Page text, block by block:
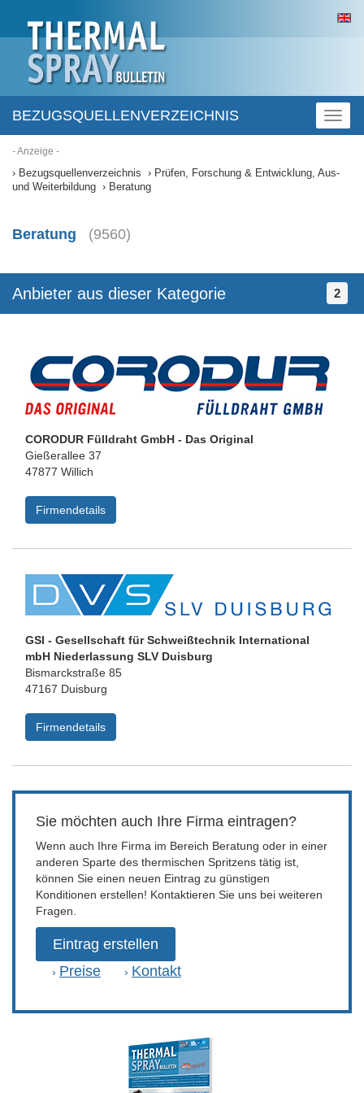
BEZUGSQUELLENVERZEICHNIS
- Anzeige -
Bezugsquellenverzeichnis
Prüfen, Forschung & Entwicklung, Aus-
und Weiterbildung
Beratung
Beratung (9560)
Anbieter aus dieser Kategorie 2
CORODUR Fülldraht GmbH - Das Original
Gießerallee 37
47877 Willich
Firmendetails
GSI - Gesellschaft für Schweißtechnik International
mbH Niederlassung SLV Duisburg
Bismarckstraße 85
47167 Duisburg
Firmendetails
Sie möchten auch Ihre Firma eintragen?
Wenn auch Ihre Firma im Bereich Beratung oder in einer
anderen Sparte des thermischen Spritzens tätig ist,
können Sie einen neuen Eintrag zu günstigen
Konditionen erstellen! Kontaktieren Sie uns bei weiteren
Fragen.
Eintrag erstellen
› Preise › Kontakt